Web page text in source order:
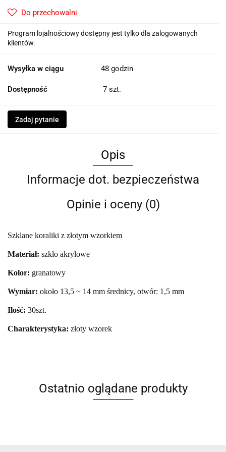
Do przechowalni
Program lojalnościowy dostępny jest tylko dla zalogowanych
klientów.
Wysyłka w ciągu 48 godzin
Dostępność 7 szt.
Zadaj pytanie
Opis
Informacje dot. bezpieczeństwa
Opinie i oceny (0)
Szklane koraliki z złotym wzorkiem
Materiał: szkło akrylowe
Kolor: granatowy
Wymiar: około 13,5 ~ 14 mm średnicy, otwór: 1,5 mm
Ilość: 30szt.
Charakterystyka: złoty wzorek
Ostatnio oglądane produkty